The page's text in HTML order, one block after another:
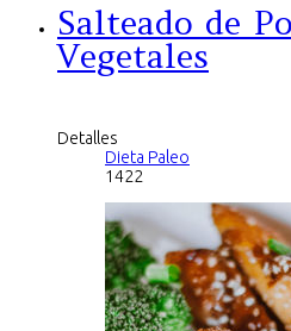
Salteado de
Vegetales
Detalles
Dieta Paleo
1422